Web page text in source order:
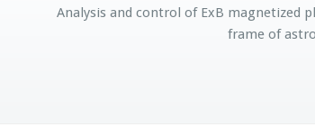
Analysis and control of ExB magnetized
frame of